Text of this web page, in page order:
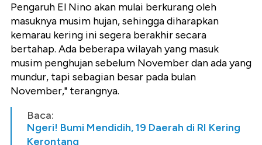
Pengaruh El Nino akan mulai berkurang oleh
masuknya musim hujan, sehingga diharapkan
kemarau kering ini segera berakhir secara
bertahap. Ada beberapa wilayah yang masuk
musim penghujan sebelum November dan ada yang
mundur, tapi sebagian besar pada bulan
November," terangnya.
Baca:
Ngeri! Bumi Mendidih, 19 Daerah di RI Kering
Kerontang